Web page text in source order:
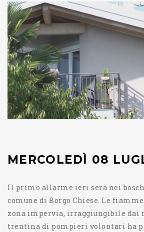
MERCOLEDÌ 08
Il primo allarme ieri sera nei
comune di Borgo Chiese. Le
zona impervia, irraggiungibile dai
trentina di pompieri volontari ha